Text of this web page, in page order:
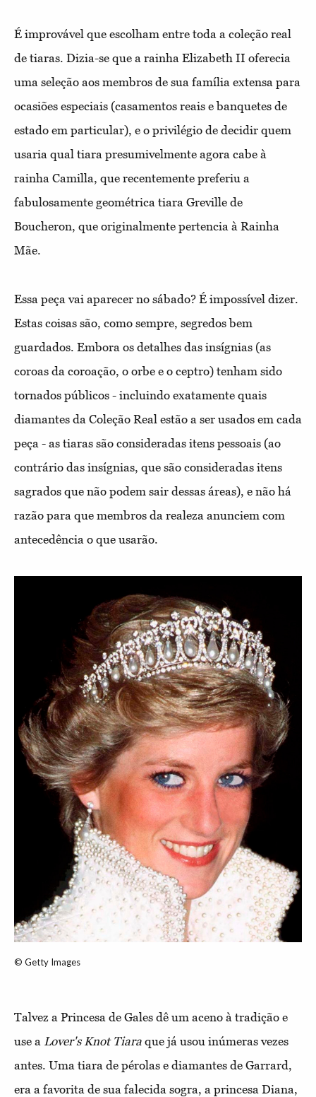
É improvável que escolham entre toda a coleção real
de tiaras. Dizia-se que a rainha Elizabeth II oferecia
uma seleção aos membros de sua família extensa para
ocasiões especiais (casamentos reais e banquetes de
estado em particular), e o privilégio de decidir quem
usaria qual tiara presumivelmente agora cabe à
rainha Camilla, que recentemente preferiu a
fabulosamente geométrica tiara Greville de
Boucheron, que originalmente pertencia à Rainha
Mãe.
Essa peça vai aparecer no sábado? É impossível dizer.
Estas coisas são, como sempre, segredos bem
guardados. Embora os detalhes das insígnias (as
coroas da coroação, o orbe e o ceptro) tenham sido
tornados públicos - incluindo exatamente quais
diamantes da Coleção Real estão a ser usados em cada
peça - as tiaras são consideradas itens pessoais (ao
contrário das insígnias, que são consideradas itens
sagrados que não podem sair dessas áreas), e não há
razão para que membros da realeza anunciem com
antecedência o que usarão.
© Getty Images
Talvez a Princesa de Gales dê um aceno à tradição e
use a Lover's Knot Tiara que já usou inúmeras vezes
antes. Uma tiara de pérolas e diamantes de Garrard,
era a favorita de sua falecida sogra, a princesa Diana,